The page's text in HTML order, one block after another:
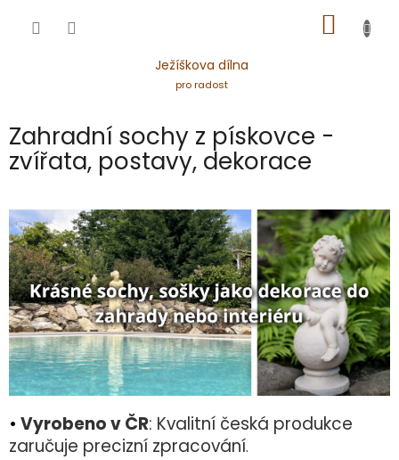
Ježíškova dílna
pro radost
KOŠÍK
Zahradní sochy z pískovce -
zvířata, postavy, dekorace
• Vyrobeno v ČR: Kvalitní česká produkce
zaručuje precizní zpracování.